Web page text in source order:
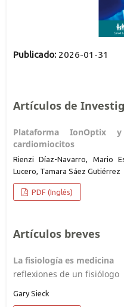
Publicado: 2026-01-31
Artículos de
Plataforma IonOptix
cardiomiocitos
Rienzi Díaz-Navarro, Mario
Lucero, Tamara Sáez Gutiérrez
PDF (Inglés)
Artículos breves
La fisiología es medicina
reflexiones de un fisiólogo
Gary Sieck